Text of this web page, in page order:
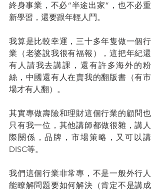
終身事業，不必“半途出家”，也不必重
新學習，還要跟年輕人鬥。
我算是比較幸運，三十多年隻做一個行
業（老婆說我很有福報），這把年紀還
有人請我去講課，還有許多海外的粉
絲，中國還有人在賣我的翻版書（有市
場才有人翻）。
其實專做壽險和理財這個行業的顧問也
只有我一位，其他講師都做很雜，講人
際關係，品牌，市場策略，又可以講
DISC等。
我們這個行業非常專，不是一般外行人
能瞭解問題要如何解決（肯定不是講成